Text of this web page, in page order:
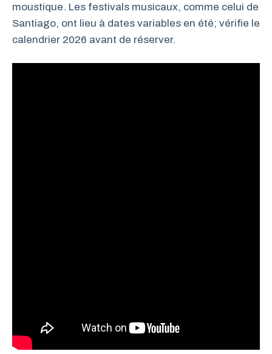
moustique. Les festivals musicaux, comme celui de
Santiago, ont lieu à dates variables en été; vérifie le
calendrier 2026 avant de réserver.